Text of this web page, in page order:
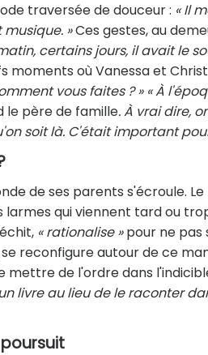
traversée de douceur : « Il
»Ces gestes, au
certains jours, il avait le
moments où Vanessa et
vous faites ? » « À
le père de famille. À vrai dire,
soit là. C'était important
de ses parents s'écroule.
larmes qui viennent tard ou
« rationalise »pour ne pas
reconfigure autour de ce
mettre de l'ordre dans
livre au lieu de le raconter